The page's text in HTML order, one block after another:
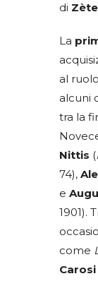
di
La
al
alcuni
tra la
Nittis (
74),
e
1901).
come
Carosi